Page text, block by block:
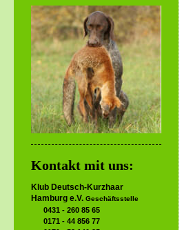
Kontakt mit uns:
Klub Deutsch-Kurzhaar
Hamburg e.V. Geschäftsstelle
0431 - 260 85 65
0171 - 44 856 77